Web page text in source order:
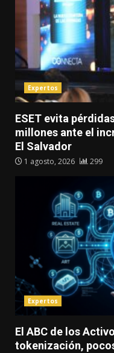
Expertos
ESET evita
millones ante el
El Salvador
1 agosto, 2026 299
Expertos
El ABC de los
tokenización,